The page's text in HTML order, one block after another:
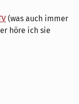
(was auch immer
höre ich sie